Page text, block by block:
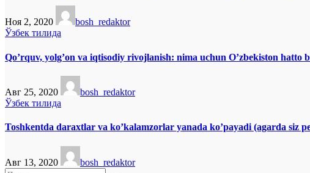
Ноя 2, 2020
bosh_redaktor
Ўзбек тилида
Qo’rquv, yolg’on va iqtisodiy rivojlanish: nima uchun O’zbekiston hatto
Авг 25, 2020
bosh_redaktor
Ўзбек тилида
Toshkentda daraxtlar va ko’kalamzorlar yanada ko’payadi (agarda siz
Авг 13, 2020 bosh_redaktor